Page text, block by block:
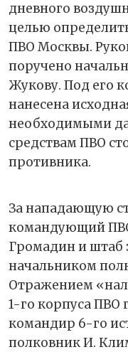
дневного
целью
ПВО Москвы.
поручено
Жукову. Под его
нанесена
необходимыми
средствам ПВО
противника.
За нападающую
командующий
Громадин и штаб
начальником
Отражением
1-го корпуса ПВО
командир 6-го
полковник И.